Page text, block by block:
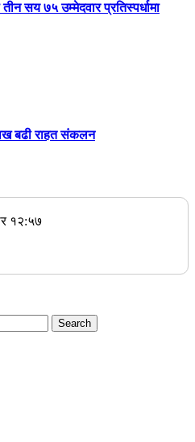
सय ७५ उम्मेदवार प्रतिस्पर्धामा
बढी राहत संकलन
१२:५७